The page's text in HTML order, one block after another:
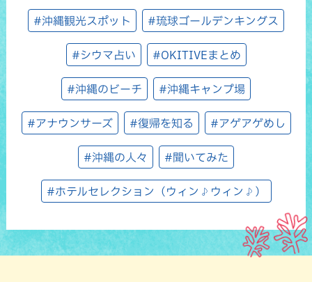
#沖縄観光スポット #琉球ゴールデンキングス
#シウマ占い #OKITIVEまとめ
#沖縄のビーチ #沖縄キャンプ場
#アナウンサーズ #復帰を知る #アゲアゲめし
#沖縄の人々 #聞いてみた
#ホテルセレクション（ウィン♪ウィン♪）